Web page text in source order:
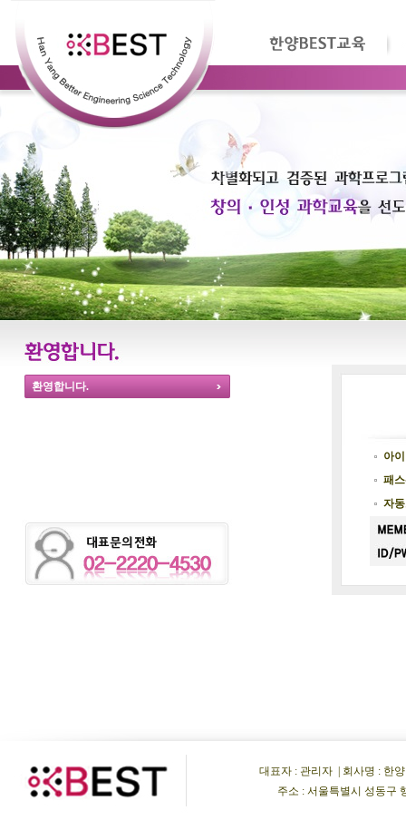
환영합니다.
아
패
자
대표자 : 관리자 | 회사명 : 한양
주소 : 서울특별시 성동구